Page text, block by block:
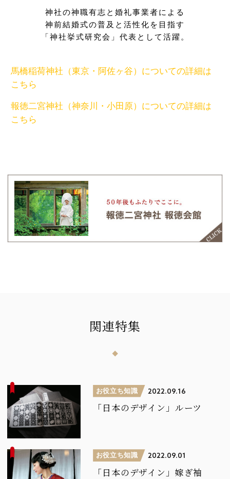
神社の神職有志と婚礼事業者による
神前結婚式の普及と活性化を目指す
「神社挙式研究会」代表として活躍。
馬橋稲荷神社（東京・阿佐ヶ谷）についての詳細は
こちら
報徳二宮神社（神奈川・小田原）についての詳細は
こちら
関連特集
お役立ち知識 2022.09.16
「日本のデザイン」ルーツ
お役立ち知識 2022.09.01
「日本のデザイン」嫁ぎ袖